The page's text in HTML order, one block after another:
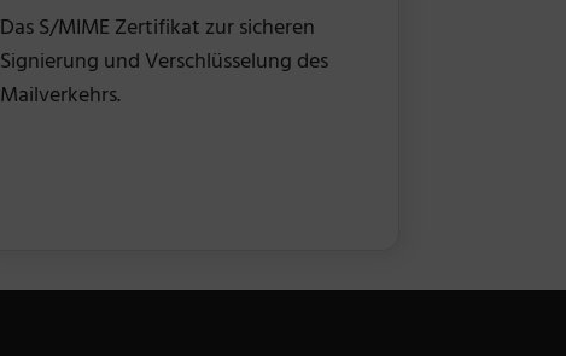
Das S/MIME Zertifikat zur sicheren
Signierung und Verschlüsselung des
Mailverkehrs.